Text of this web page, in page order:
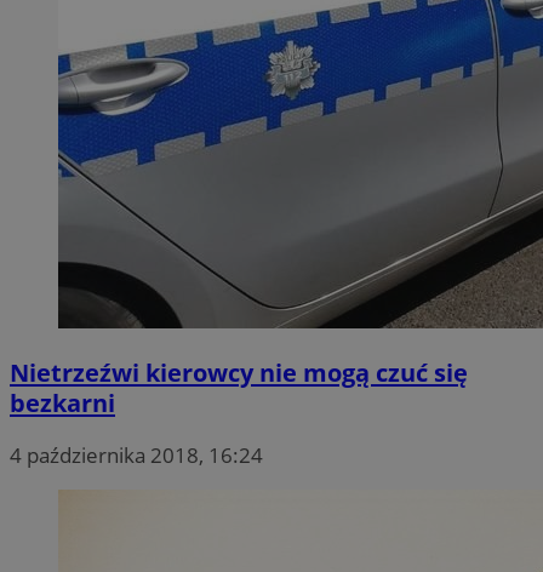
Nietrzeźwi kierowcy nie mogą czuć się
bezkarni
4 października 2018, 16:24